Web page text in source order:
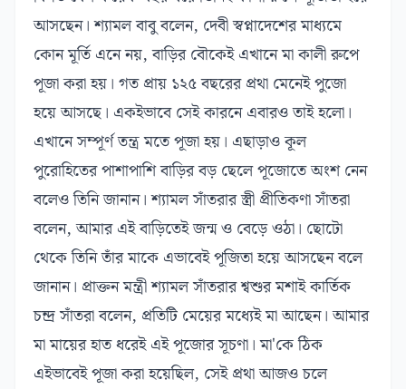
আসছেন। শ্যামল বাবু বলেন, দেবী স্বপ্নাদেশের মাধ্যমে
কোন মূর্তি এনে নয়, বাড়ির বৌকেই এখানে মা কালী রুপে
পূজা করা হয়। গত প্রায় ১২৫ বছরের প্রথা মেনেই পুজো
হয়ে আসছে। একইভাবে সেই কারনে এবারও তাই হলো।
এখানে সম্পূর্ণ তন্ত্র মতে পূজা হয়। এছাড়াও কূল
পুরোহিতের পাশাপাশি বাড়ির বড় ছেলে পূজোতে অংশ নেন
বলেও তিনি জানান। শ্যামল সাঁতরার স্ত্রী প্রীতিকণা সাঁতরা
বলেন, আমার এই বাড়িতেই জন্ম ও বেড়ে ওঠা। ছোটো
থেকে তিনি তাঁর মাকে এভাবেই পূজিতা হয়ে আসছেন বলে
জানান। প্রাক্তন মন্ত্রী শ্যামল সাঁতরার শ্বশুর মশাই কার্তিক
চন্দ্র সাঁতরা বলেন, প্রতিটি মেয়ের মধ্যেই মা আছেন। আমার
মা মায়ের হাত ধরেই এই পূজোর সূচণা। মা'কে ঠিক
এইভাবেই পূজা করা হয়েছিল, সেই প্রথা আজও চলে